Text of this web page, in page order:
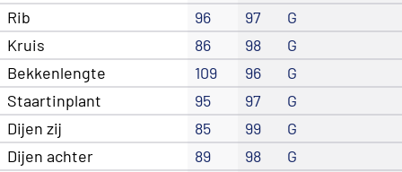
Rib
96 97
G
Kruis
86 98
G
Bekkenlengte
109 96
G
Staartinplant
95 97
G
Dijen zij
85 99
G
Dijen achter
89 98
G